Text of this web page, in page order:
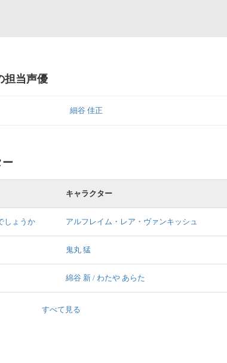
担当声優
細谷 佳正
ー
キャラクター
しょうか アルフレイム・レア・ヴァンキッシュ
鬼丸 猛
綿谷 新 / わたや あらた
すべて見る